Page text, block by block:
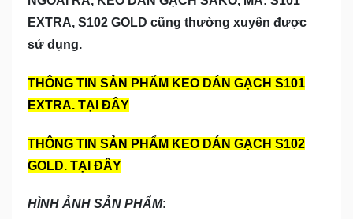
EXTRA, S102 GOLD cũng thường xuyên được
sử dụng.
THÔNG TIN SẢN PHẨM KEO DÁN GẠCH S101
EXTRA. TẠI ĐÂY
THÔNG TIN SẢN PHẨM KEO DÁN GẠCH S102
GOLD. TẠI ĐÂY
HÌNH ẢNH SẢN PHẨM: